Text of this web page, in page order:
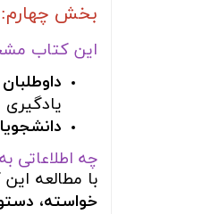
بخش چهارم:
این کتاب
چه اطلاعاتی
با مطالعه
خواسته،